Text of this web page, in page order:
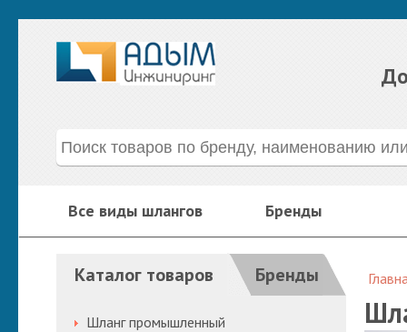
Все виды шлангов Бренды
Каталог товаров Бренды
Шланг промышленный